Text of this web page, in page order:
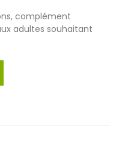
complément
adultes souhaitant